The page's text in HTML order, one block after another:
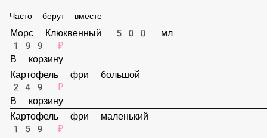
Часто берут вместе
Морс Клюквенный 500 мл
199 ₽
В корзину
Картофель фри большой
249 ₽
В корзину